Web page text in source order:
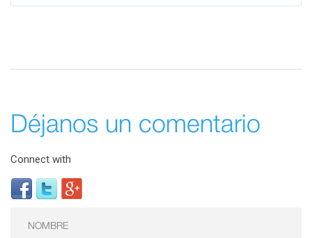
Déjanos un comentario
Connect with